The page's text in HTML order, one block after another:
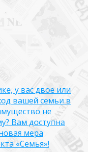
у вас двое или
вашей семьи в
не
Вам доступна
мера
«Семья»!